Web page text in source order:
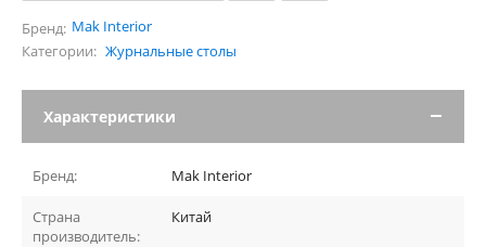
Бренд: Mak Interior
Категории: Журнальные столы
Характеристики
Бренд: Mak Interior
Страна
производитель:
Китай